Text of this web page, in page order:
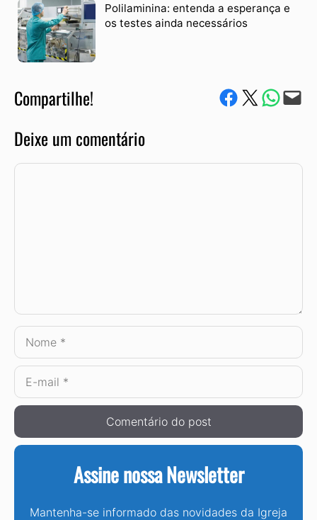
Polilaminina: entenda a esperança e
os testes ainda necessários
Compartilhe! Compartilhe no Facebook
Compartilhe no Twitter
Compartile via
Envie via e-mail
Deixe um comentário
Comentário
Nome
E-
mail
Assine nossa Newsletter
Mantenha-se informado das novidades da Igreja